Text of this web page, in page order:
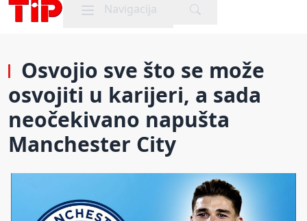
Mobile menu
Navigacija
Osvojio sve što se može
osvojiti u karijeri, a sada
neočekivano napušta
Manchester City